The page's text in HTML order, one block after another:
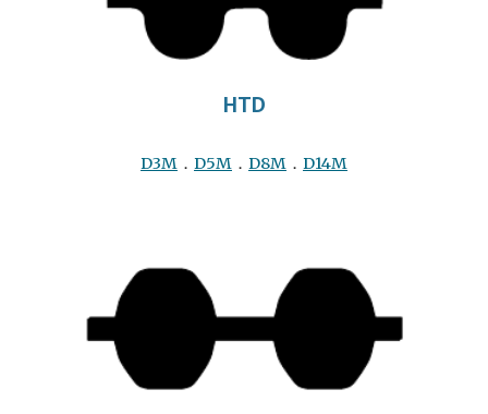
HTD
D3M ． D5M ． D8M ． D14M